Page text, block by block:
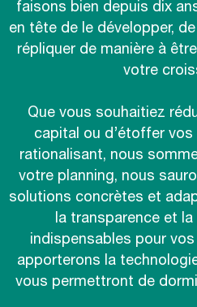
faisons bien depuis dix
en tête de le développer,
répliquer de manière à
votre
Que vous souhaitiez
capital ou d’étoffer
rationalisant, nous
votre planning, nous
solutions concrètes et
la transparence et
indispensables pour
apporterons la
vous permettront de